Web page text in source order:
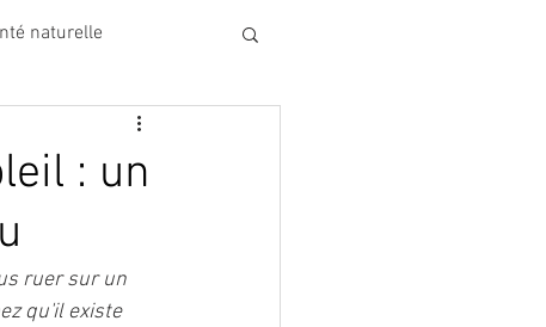
naturelle
: un
ruer sur un
qu'il existe